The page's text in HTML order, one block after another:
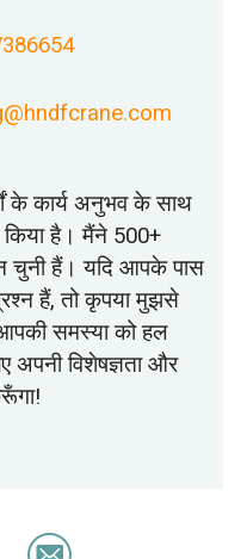
के कार्य अनुभव के साथ
है। मैंने 500+
चुनी हैं। यदि आपके पास
हैं, तो कृपया मुझसे
समस्या को हल
विशेषज्ञता और